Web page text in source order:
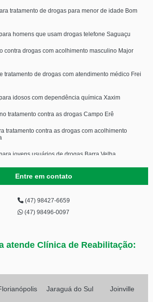
tratamento de drogas para menor de idade Bom
homens que usam drogas telefone Saguaçu
contra drogas com acolhimento masculino Major
tratamento de drogas com atendimento médico Frei
idosos com dependência química Xaxim
tratamento contra as drogas Campo Erê
tratamento contra as drogas com acolhimento
jovens usuários de drogas Barra Velha
Entre em contato
(47) 98427-6659
(47) 98496-0097
atende Clínica de Reabilitação:
Jaraguá do Sul Joinville